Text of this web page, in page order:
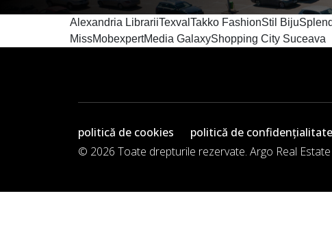
Alexandria LibrariiTexvalTakko FashionStil
MissMobexpertMedia GalaxyShopping City Suceava
politică de cookies politică de confidențialitate
© 2026 Toate drepturile rezervate. Argo Real